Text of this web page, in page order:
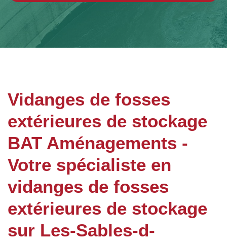
Vidanges de fosses
extérieures de stockage
BAT Aménagements -
Votre spécialiste en
vidanges de fosses
extérieures de stockage
sur Les-Sables-d-